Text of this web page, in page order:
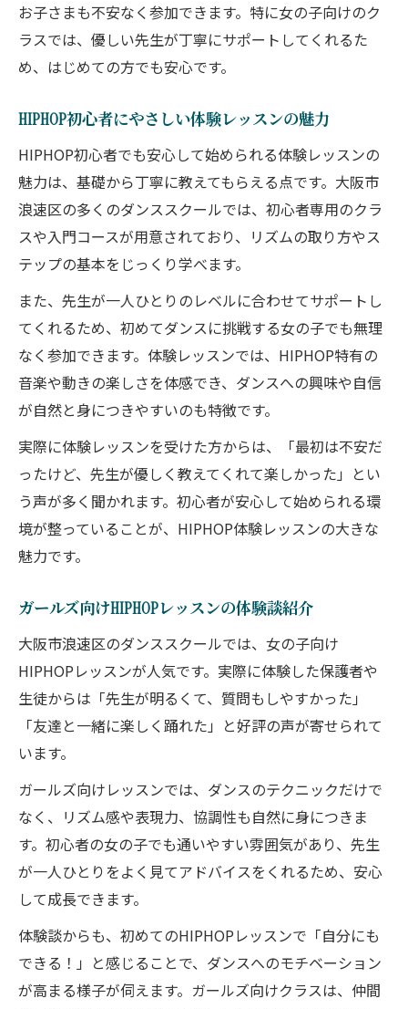
お子さまも不安なく参加できます。特に女の子向けのク
ラスでは、優しい先生が丁寧にサポートしてくれるた
め、はじめての方でも安心です。
HIPHOP初心者にやさしい体験レッスンの魅力
HIPHOP初心者でも安心して始められる体験レッスンの
魅力は、基礎から丁寧に教えてもらえる点です。大阪市
浪速区の多くのダンススクールでは、初心者専用のクラ
スや入門コースが用意されており、リズムの取り方やス
テップの基本をじっくり学べます。
また、先生が一人ひとりのレベルに合わせてサポートし
てくれるため、初めてダンスに挑戦する女の子でも無理
なく参加できます。体験レッスンでは、HIPHOP特有の
音楽や動きの楽しさを体感でき、ダンスへの興味や自信
が自然と身につきやすいのも特徴です。
実際に体験レッスンを受けた方からは、「最初は不安だ
ったけど、先生が優しく教えてくれて楽しかった」とい
う声が多く聞かれます。初心者が安心して始められる環
境が整っていることが、HIPHOP体験レッスンの大きな
魅力です。
ガールズ向けHIPHOPレッスンの体験談紹介
大阪市浪速区のダンススクールでは、女の子向け
HIPHOPレッスンが人気です。実際に体験した保護者や
生徒からは「先生が明るくて、質問もしやすかった」
「友達と一緒に楽しく踊れた」と好評の声が寄せられて
います。
ガールズ向けレッスンでは、ダンスのテクニックだけで
なく、リズム感や表現力、協調性も自然に身につきま
す。初心者の女の子でも通いやすい雰囲気があり、先生
が一人ひとりをよく見てアドバイスをくれるため、安心
して成長できます。
体験談からも、初めてのHIPHOPレッスンで「自分にも
できる！」と感じることで、ダンスへのモチベーション
が高まる様子が伺えます。ガールズ向けクラスは、仲間